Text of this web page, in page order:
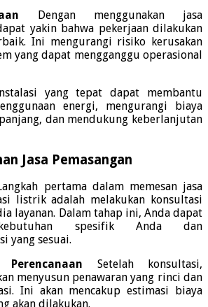
Dengan menggunakan jasa
yakin bahwa pekerjaan dilakukan
Ini mengurangi risiko kerusakan
yang dapat mengganggu operasional
yang tepat dapat membantu
energi, mengurangi biaya
dan mendukung keberlanjutan
Jasa Pemasangan
pertama dalam memesan jasa
listrik adalah melakukan konsultasi
layanan. Dalam tahap ini, Anda dapat
kebutuhan spesifik Anda dan
yang sesuai.
Setelah konsultasi,
menyusun penawaran yang rinci dan
Ini akan mencakup estimasi biaya
akan dilakukan.